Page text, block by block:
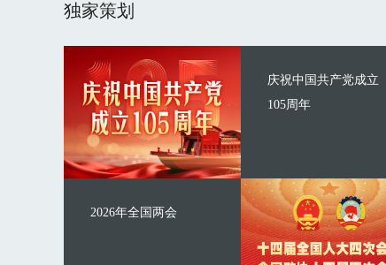
独家策划
庆祝中国共产党成立
105周年
2026年全国两会